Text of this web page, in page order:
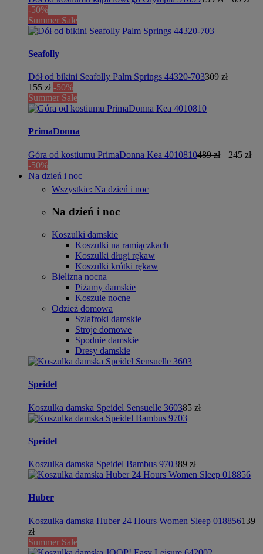
-50%
Summer Sale
Seafolly
Dół od bikini Seafolly Palm Springs 44320-703309 zł
155 zł -50%
Summer Sale
PrimaDonna
Góra od kostiumu PrimaDonna Kea 4010810489 zł
245 zł
-50%
Na dzień i noc
Wszystkie: Na dzień i noc
Na dzień i noc
Koszulki damskie
Koszulki na ramiączkach
Koszulki długi rękaw
Koszulki krótki rękaw
Bielizna nocna
Piżamy damskie
Koszule nocne
Odzież domowa
Szlafroki damskie
Stroje domowe
Spodnie damskie
Dresy damskie
Speidel
Koszulka damska Speidel Sensuelle 360385 zł
Speidel
Koszulka damska Speidel Bambus 970389 zł
Huber
Koszulka damska Huber 24 Hours Women Sleep 018856139
zł
Summer Sale